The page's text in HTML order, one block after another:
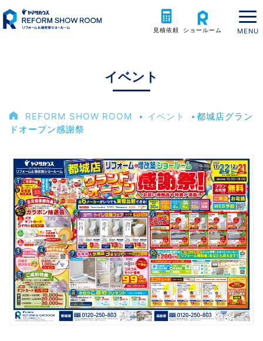
見積依頼 ショールーム
イベント
REFORM SHOW ROOM ‣ イベント ‣都城店グラン
ドオープン感謝祭